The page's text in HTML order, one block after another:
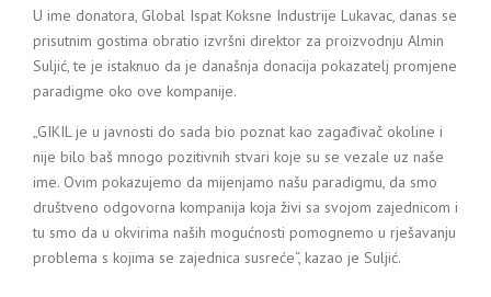
U ime donatora, Global Ispat Koksne Industrije Lukavac, danas se
prisutnim gostima obratio izvršni direktor za proizvodnju Almin
Suljić, te je istaknuo da je današnja donacija pokazatelj promjene
paradigme oko ove kompanije.
„GIKIL je u javnosti do sada bio poznat kao zagađivač okoline i
nije bilo baš mnogo pozitivnih stvari koje su se vezale uz naše
ime. Ovim pokazujemo da mijenjamo našu paradigmu, da smo
društveno odgovorna kompanija koja živi sa svojom zajednicom i
tu smo da u okvirima naših mogućnosti pomognemo u rješavanju
problema s kojima se zajednica susreće“, kazao je Suljić.